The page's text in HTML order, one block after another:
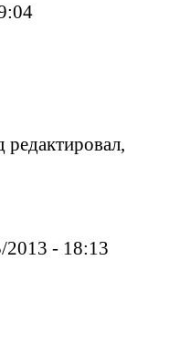
- 18:13